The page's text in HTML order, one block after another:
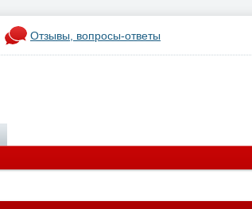
Отзывы, вопросы-ответы